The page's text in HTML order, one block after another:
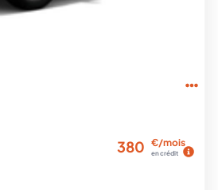
380 €/mois
en crédit